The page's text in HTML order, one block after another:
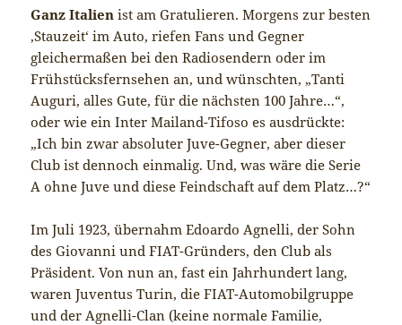
Ganz Italien ist am Gratulieren. Morgens zur besten
‚Stauzeit‘ im Auto, riefen Fans und Gegner
gleichermaßen bei den Radiosendern oder im
Frühstücksfernsehen an, und wünschten, „Tanti
Auguri, alles Gute, für die nächsten 100 Jahre…“,
oder wie ein Inter Mailand-Tifoso es ausdrückte:
„Ich bin zwar absoluter Juve-Gegner, aber dieser
Club ist dennoch einmalig. Und, was wäre die Serie
A ohne Juve und diese Feindschaft auf dem Platz…?“
Im Juli 1923, übernahm Edoardo Agnelli, der Sohn
des Giovanni und FIAT-Gründers, den Club als
Präsident. Von nun an, fast ein Jahrhundert lang,
waren Juventus Turin, die FIAT-Automobilgruppe
und der Agnelli-Clan (keine normale Familie,